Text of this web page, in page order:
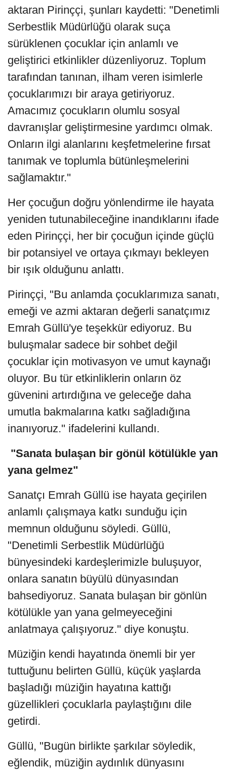
aktaran Pirinççi, şunları kaydetti: "Denetimli
Serbestlik Müdürlüğü olarak suça
sürüklenen çocuklar için anlamlı ve
geliştirici etkinlikler düzenliyoruz. Toplum
tarafından tanınan, ilham veren isimlerle
çocuklarımızı bir araya getiriyoruz.
Amacımız çocukların olumlu sosyal
davranışlar geliştirmesine yardımcı olmak.
Onların ilgi alanlarını keşfetmelerine fırsat
tanımak ve toplumla bütünleşmelerini
sağlamaktır."
Her çocuğun doğru yönlendirme ile hayata
yeniden tutunabileceğine inandıklarını ifade
eden Pirinççi, her bir çocuğun içinde güçlü
bir potansiyel ve ortaya çıkmayı bekleyen
bir ışık olduğunu anlattı.
Pirinççi, "Bu anlamda çocuklarımıza sanatı,
emeği ve azmi aktaran değerli sanatçımız
Emrah Güllü'ye teşekkür ediyoruz. Bu
buluşmalar sadece bir sohbet değil
çocuklar için motivasyon ve umut kaynağı
oluyor. Bu tür etkinliklerin onların öz
güvenini artırdığına ve geleceğe daha
umutla bakmalarına katkı sağladığına
inanıyoruz." ifadelerini kullandı.
"Sanata bulaşan bir gönül kötülükle yan
yana gelmez"
Sanatçı Emrah Güllü ise hayata geçirilen
anlamlı çalışmaya katkı sunduğu için
memnun olduğunu söyledi. Güllü,
"Denetimli Serbestlik Müdürlüğü
bünyesindeki kardeşlerimizle buluşuyor,
onlara sanatın büyülü dünyasından
bahsediyoruz. Sanata bulaşan bir gönlün
kötülükle yan yana gelmeyeceğini
anlatmaya çalışıyoruz." diye konuştu.
Müziğin kendi hayatında önemli bir yer
tuttuğunu belirten Güllü, küçük yaşlarda
başladığı müziğin hayatına kattığı
güzellikleri çocuklarla paylaştığını dile
getirdi.
Güllü, "Bugün birlikte şarkılar söyledik,
eğlendik, müziğin aydınlık dünyasını